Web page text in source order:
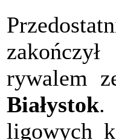
rywalem
Białystok.
ligowych